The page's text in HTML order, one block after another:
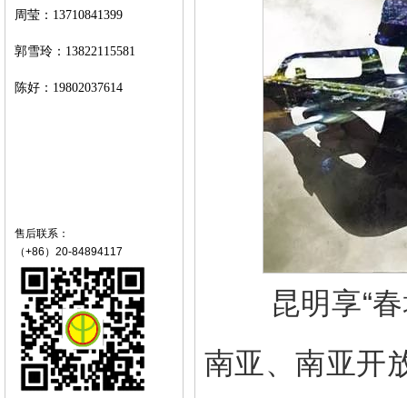
周莹： 13710841399
郭雪玲： 13822115581
陈好： 19802037614
售后联系：
（+86）20-84894117
昆明享“
南亚 、南亚开